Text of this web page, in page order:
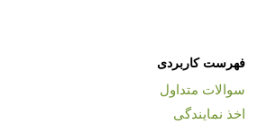
فهرست کاربردی
سوالات متداول
اخذ نمایندگی